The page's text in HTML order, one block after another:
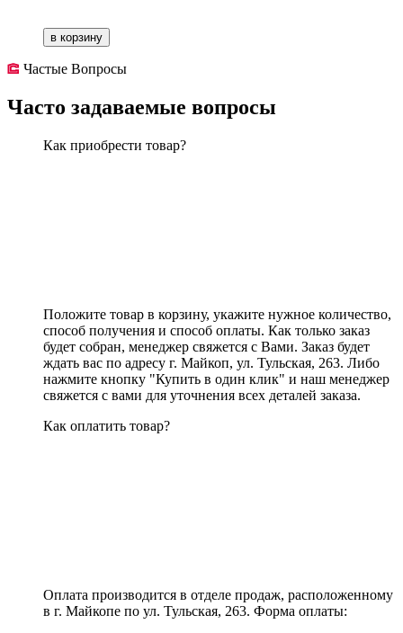
в корзину
Частые Вопросы
Часто задаваемые вопросы
Как приобрести товар?
Положите товар в корзину, укажите нужное количество,
способ получения и способ оплаты. Как только заказ
будет собран, менеджер свяжется с Вами. Заказ будет
ждать вас по адресу г. Майкоп, ул. Тульская, 263. Либо
нажмите кнопку "Купить в один клик" и наш менеджер
свяжется с вами для уточнения всех деталей заказа.
Как оплатить товар?
Оплата производится в отделе продаж, расположенному
в г. Майкопе по ул. Тульская, 263. Форма оплаты: